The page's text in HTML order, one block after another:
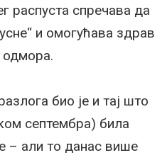
распуста спречава да
и омогућава здрав
био је и тај што
септембра) била
– али то данас више